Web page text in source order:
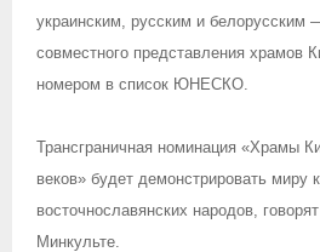
украинским, русским и белорусским
совместного представления храмов
номером в список ЮНЕСКО.
Трансграничная номинация «Храмы
веков» будет демонстрировать миру
восточнославянских народов,
Минкульте.